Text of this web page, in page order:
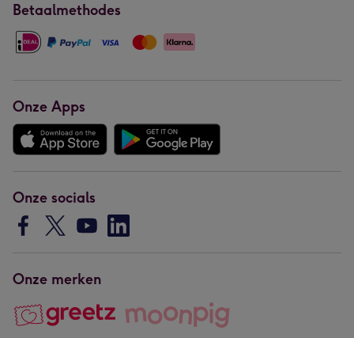
Betaalmethodes
Onze Apps
Onze socials
Onze merken